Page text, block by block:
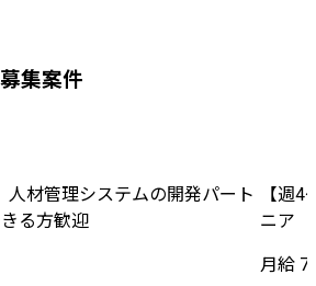
集案件
人材管理システムの開発パート
る方歓迎
【週
ニア
月給